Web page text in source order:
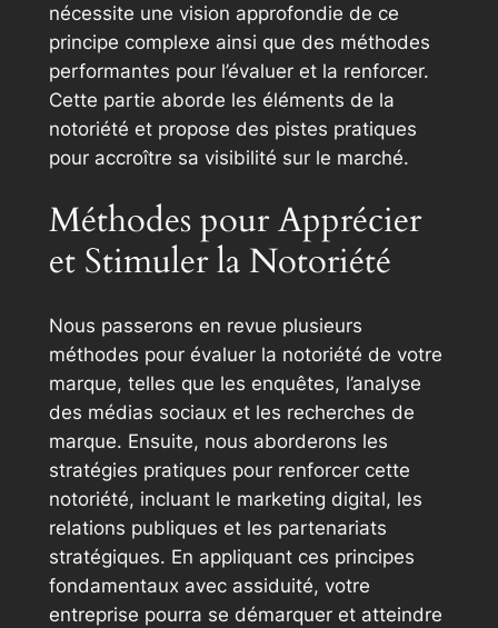
nécessite une vision approfondie de ce
principe complexe ainsi que des méthodes
performantes pour l’évaluer et la renforcer.
Cette partie aborde les éléments de la
notoriété et propose des pistes pratiques
pour accroître sa visibilité sur le marché.
Méthodes pour Apprécier
et Stimuler la Notoriété
Nous passerons en revue plusieurs
méthodes pour évaluer la notoriété de votre
marque, telles que les enquêtes, l’analyse
des médias sociaux et les recherches de
marque. Ensuite, nous aborderons les
stratégies pratiques pour renforcer cette
notoriété, incluant le marketing digital, les
relations publiques et les partenariats
stratégiques. En appliquant ces principes
fondamentaux avec assiduité, votre
entreprise pourra se démarquer et atteindre